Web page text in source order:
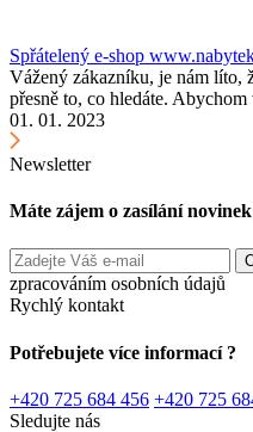
Spřátelený e-shop
Vážený zákazníku, je nám líto,
přesně to, co hledáte.
01. 01. 2023
Newsletter
Máte zájem o zasílání
zpracováním osobních údajů
Rychlý kontakt
Potřebujete více informací ?
+420 725 684 456 +420 725
Sledujte nás